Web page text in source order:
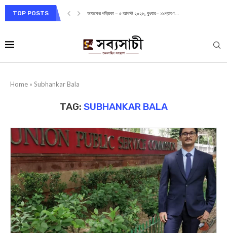
TOP POSTS আজকের পত্রিকা – ৫ আগস্ট ২০২৬, বুধবার– ১৯শ্রাবণ...
Home » Subhankar Bala
TAG: SUBHANKAR BALA